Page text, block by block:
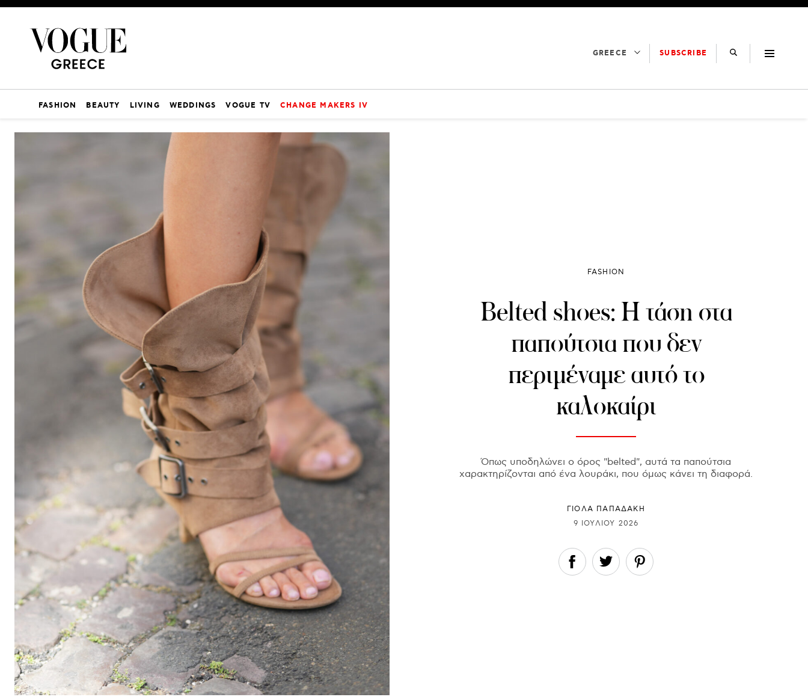
GREECE SUBSCRIBE
FASHION BEAUTY LIVING WEDDINGS VOGUE TV CHANGE MAKERS IV
FASHION
Belted shoes: Η τάση στα
παπούτσια που δεν
περιμέναμε αυτό το
καλοκαίρι
Όπως υποδηλώνει ο όρος "belted", αυτά τα παπούτσια
χαρακτηρίζονται από ένα λουράκι, που όμως κάνει τη διαφορά.
ΓΙΌΛΑ ΠΑΠΑΔΆΚΗ
9 ΙΟΥΛΊΟΥ 2026